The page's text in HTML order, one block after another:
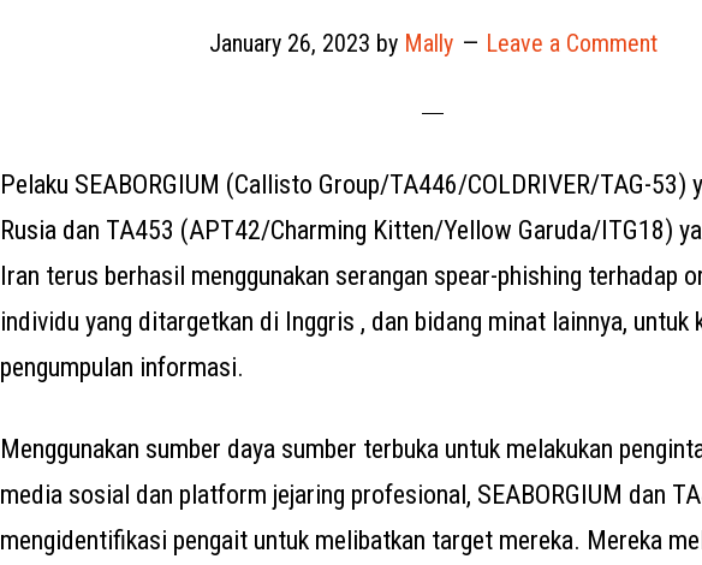
January 26, 2023 by Mally Leave a Comment
Pelaku SEABORGIUM (Callisto Group/TA446/COLDRIVER/TAG-53)
Rusia dan TA453 (APT42/Charming Kitten/Yellow Garuda/ITG18)
Iran terus berhasil menggunakan serangan spear-phishing terhadap
individu yang ditargetkan di Inggris , dan bidang minat lainnya, untuk
pengumpulan informasi.
Menggunakan sumber daya sumber terbuka untuk melakukan
media sosial dan platform jejaring profesional, SEABORGIUM dan
mengidentifikasi pengait untuk melibatkan target mereka. Mereka